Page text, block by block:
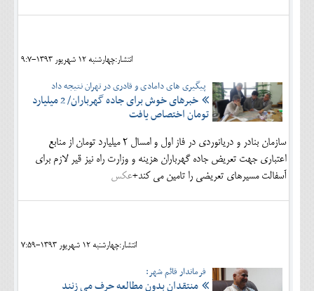
فرهنگی و هنری
خانه
انتشار:چهارشنبه 12 شهريور 1393-9:7
پیگیری های دامادی و قادری در تهران نتیجه داد
خبرهای خوش برای جاده گهرباران/ 2 میلیارد
تومان اختصاص یافت
سازمان بنادر و دریانوردی در فاز اول و امسال 2 میلیارد تومان از منابع
اعتباری جهت تعریض جاده گهرباران هزینه و وزارت راه نیز قیر لازم برای
آسفالت مسیرهای تعریضی را تامین می کند+عکس
انتشار:چهارشنبه 12 شهريور 1393-7:59
فرماندار قائم شهر:
منتقدان بدون مطالعه حرف می زنند